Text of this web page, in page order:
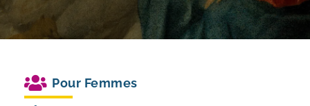
Pour Femmes